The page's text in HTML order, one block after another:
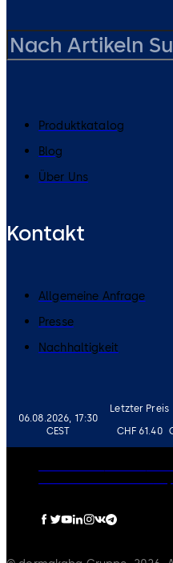
06.08.2026, 17:30
CEST
Letzter Preis
CHF 61.40
Produktkatalog
Blog
Über Uns
Kontakt
Allgemeine Anfrage
Presse
Nachhaltigkeit